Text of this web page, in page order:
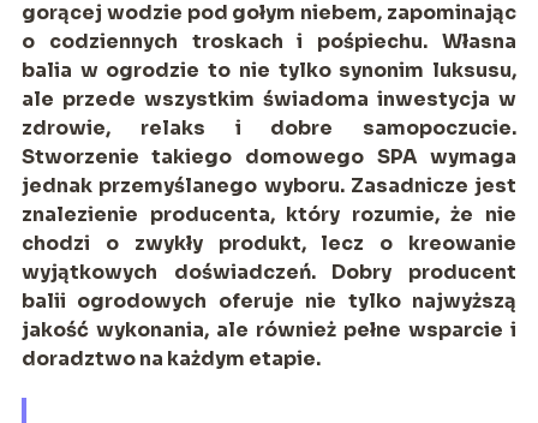
gorącej wodzie pod gołym niebem, zapominając
o codziennych troskach i pośpiechu. Własna
balia w ogrodzie to nie tylko synonim luksusu,
ale przede wszystkim świadoma inwestycja w
zdrowie, relaks i dobre samopoczucie.
Stworzenie takiego domowego SPA wymaga
jednak przemyślanego wyboru. Zasadnicze jest
znalezienie producenta, który rozumie, że nie
chodzi o zwykły produkt, lecz o kreowanie
wyjątkowych doświadczeń. Dobry producent
balii ogrodowych oferuje nie tylko najwyższą
jakość wykonania, ale również pełne wsparcie i
doradztwo na każdym etapie.